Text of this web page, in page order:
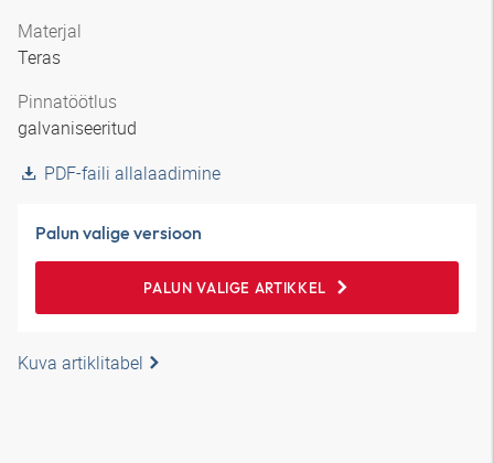
Materjal
Teras
Pinnatöötlus
galvaniseeritud
PDF-faili allalaadimine
Palun valige versioon
PALUN VALIGE ARTIKKEL
Kuva artiklitabel